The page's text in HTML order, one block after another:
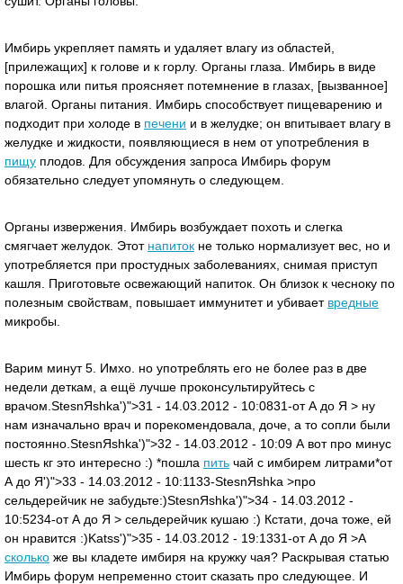
Имбирь укрепляет память и удаляет влагу из областей,
[прилежащих] к голове и к горлу. Органы глаза. Имбирь в виде
порошка или питья проясняет потемнение в глазах, [вызванное]
влагой. Органы питания. Имбирь способствует пищеварению и
подходит при холоде в печени и в желудке; он впитывает влагу в
желудке и жидкости, появляющиеся в нем от употребления в
пищу плодов. Для обсуждения запроса Имбирь форум
обязательно следует упомянуть о следующем.
Органы извержения. Имбирь возбуждает похоть и слегка
смягчает желудок. Этот напиток не только нормализует вес, но и
употребляется при простудных заболеваниях, снимая приступ
кашля. Приготовьте освежающий напиток. Он близок к чесноку по
полезным свойствам, повышает иммунитет и убивает вредные
микробы.
Варим минут 5. Имхо. но употреблять его не более раз в две
недели деткам, а ещё лучше проконсультируйтесь с
врачом.StesnЯshka')">31 - 14.03.2012 - 10:0831-от А до Я > ну
нам изначально врач и порекомендовала, доче, а то сопли были
постоянно.StesnЯshka')">32 - 14.03.2012 - 10:09 А вот про минус
шесть кг это интересно :) *пошла пить чай с имбирем литрами*от
А до Я')">33 - 14.03.2012 - 10:1133-StesnЯshka >про
сельдерейчик не забудьте:)StesnЯshka')">34 - 14.03.2012 -
10:5234-от А до Я > сельдерейчик кушаю :) Кстати, доча тоже, ей
он нравится :)Katss')">35 - 14.03.2012 - 19:1331-от А до Я >А
сколько же вы кладете имбиря на кружку чая? Раскрывая статью
Имбирь форум непременно стоит сказать про следующее. И